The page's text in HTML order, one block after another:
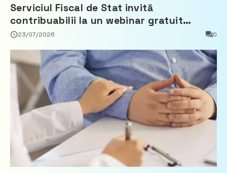
Serviciul Fiscal de Stat invită
contribuabilii la un webinar gratuit
privind calculul impozitului pe bunurile
23/07/2026 0